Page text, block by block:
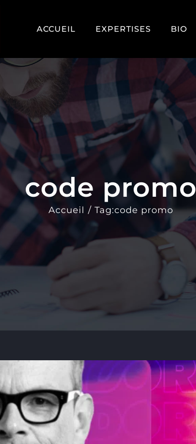
ACCUEIL EXPERTISES BIO
code promo
Accueil Tag:code promo
profiter d’un code promo de